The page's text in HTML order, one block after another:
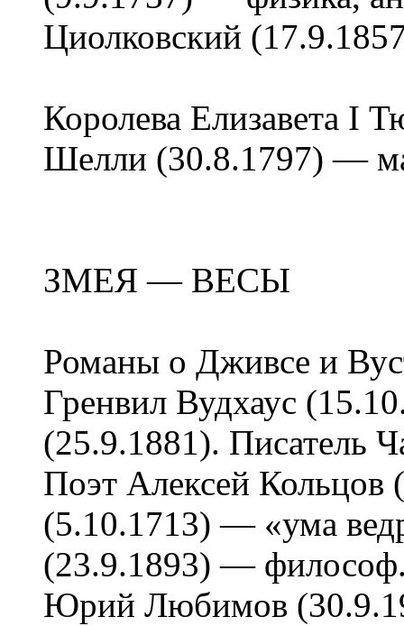
Циолковский
Королева Елизавета I
Шелли (30.8.1797) —
ЗМЕЯ — ВЕСЫ
Романы о Дживсе и
Гренвил Вудхаус
(25.9.1881). Писатель
Поэт Алексей
(5.10.1713) — «ума
(23.9.1893) — философ.
Юрий Любимов